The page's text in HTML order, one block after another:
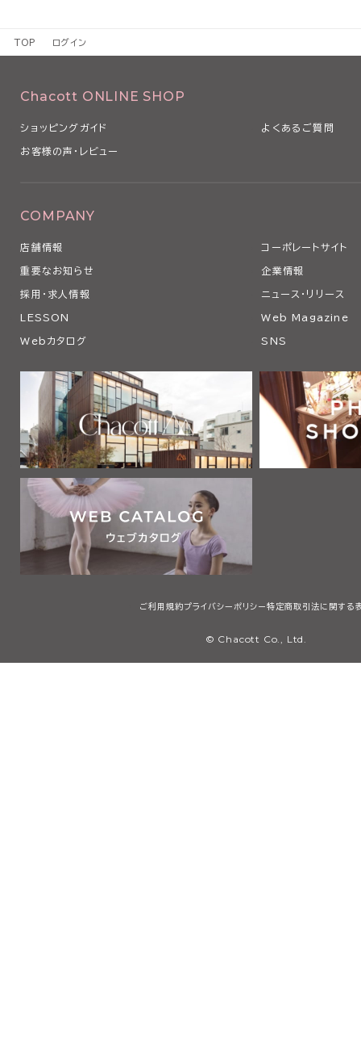
TOP ログイン
Chacott ONLINE SHOP
ショッピングガイド よくあるご質問
お客様の声・レビュー
COMPANY
店舗情報 コーポレートサイト
重要なお知らせ 企業情報
採用・求人情報 ニュース・リリース
LESSON Web Magazine
Webカタログ SNS
ご利用規約プライバシーポリシー 特定商取引法に関する
© Chacott Co., Ltd.